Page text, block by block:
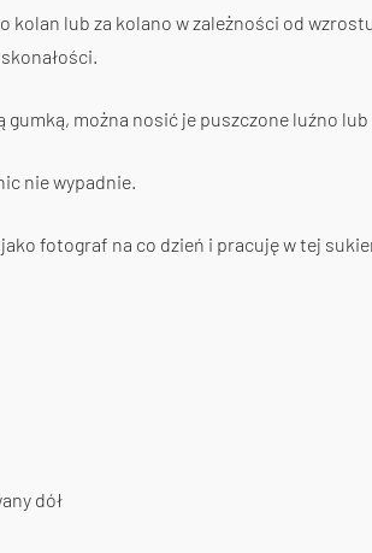
kolan lub za kolano w zależności od
można nosić je puszczone luźno
nie wypadnie.
fotograf na co dzień i pracuję w tej
dół